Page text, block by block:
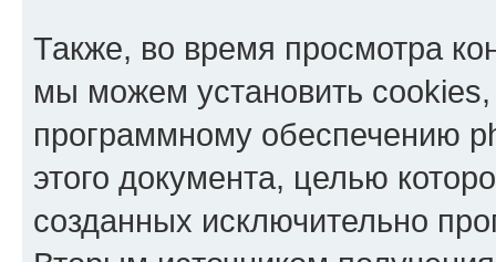
Также, во время просмотра
мы можем установить
программному обеспечению
этого документа, целью
созданных исключительно